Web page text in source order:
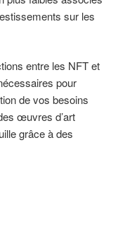
sur les
entre les NFT et
pour
de vos besoins
œuvres d’art
grâce à des